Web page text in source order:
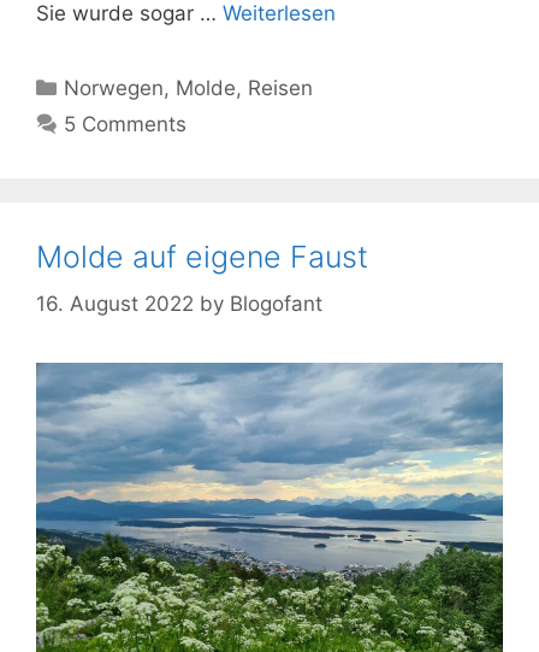
Sie wurde sogar … Weiterlesen
Kategorien
Norwegen, Molde, Reisen
5 Comments
Molde auf eigene Faust
16. August 2022 by Blogofant